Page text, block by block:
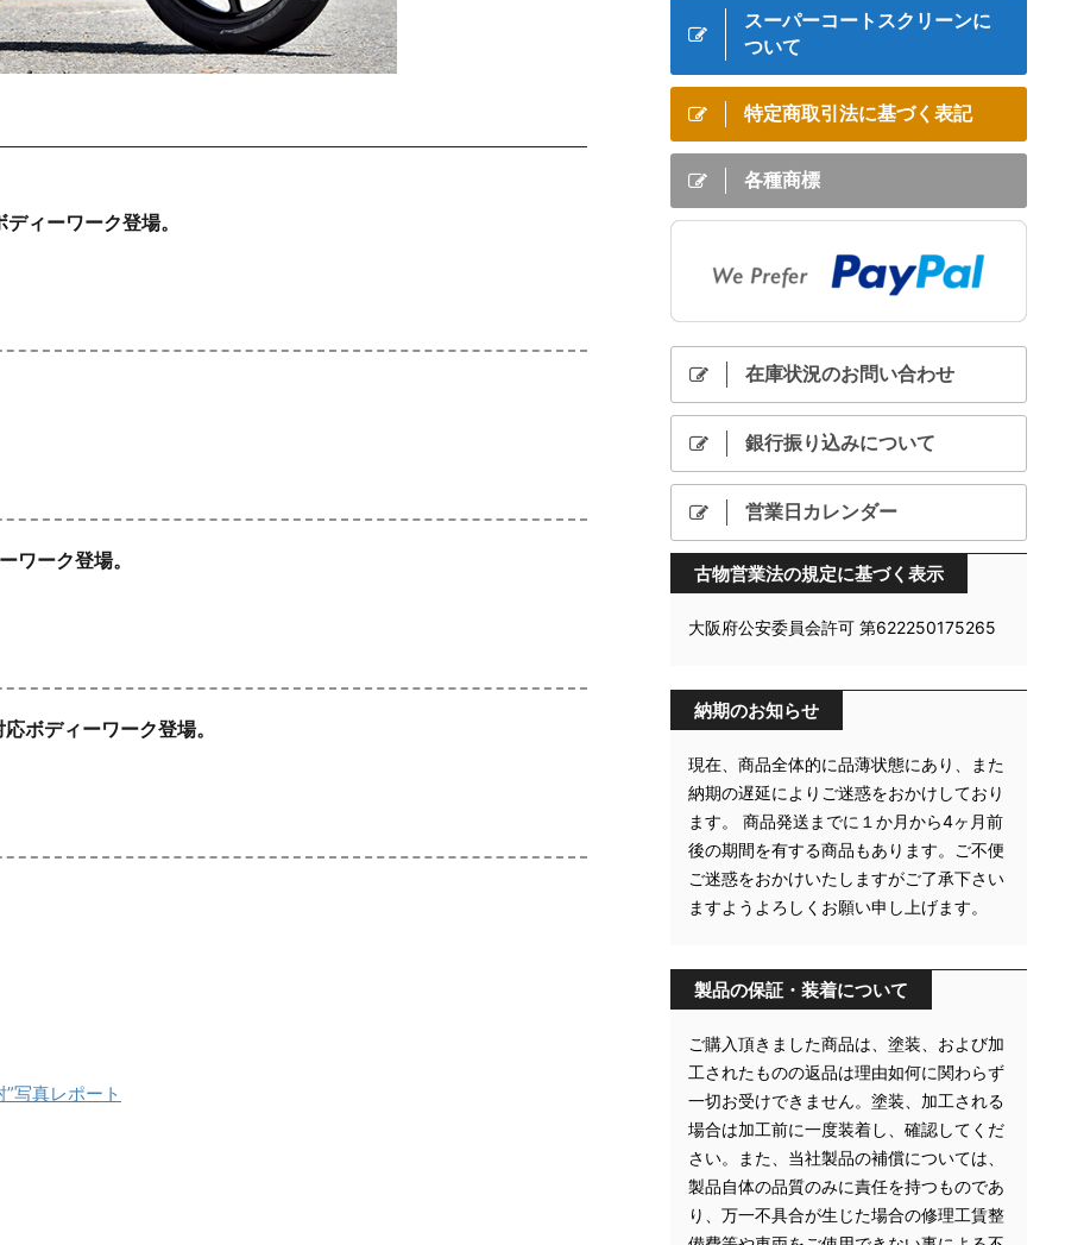
ィーワーク登場。
ーク登場。
ディーワーク登場。
写真レポート
スーパーコートスクリーンに
ついて
特定商取引法に基づく表記
各種商標
在庫状況のお問い合わせ
銀行振り込みについて
営業日カレンダー
古物営業法の規定に基づく表示
大阪府公安委員会許可 第622250175265
納期のお知らせ
現在、商品全体的に品薄状態にあり、また
納期の遅延によりご迷惑をおかけしており
ます。 商品発送までに１か月から4ヶ月前
後の期間を有する商品もあります。ご不便
ご迷惑をおかけいたしますがご了承下さい
ますようよろしくお願い申し上げます。
製品の保証・装着について
ご購入頂きました商品は、塗装、および加
工されたものの返品は理由如何に関わらず
一切お受けできません。塗装、加工される
場合は加工前に一度装着し、確認してくだ
さい。また、当社製品の補償については、
製品自体の品質のみに責任を持つものであ
り、万一不具合が生じた場合の修理工賃整